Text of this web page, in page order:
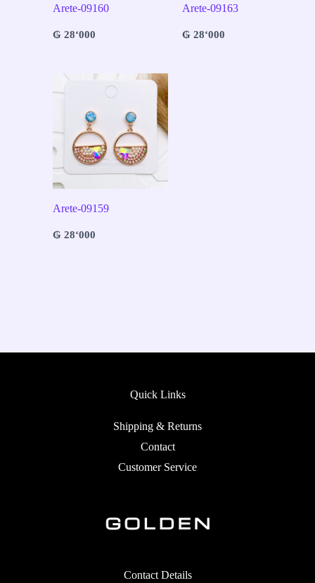
Arete-09160
₲28‘000
Arete-09163
₲28‘000
Arete-09159
₲28‘000
Contact Details
Quick Links
Shipping & Returns
Contact
Customer Service